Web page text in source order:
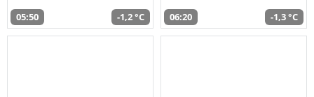
05:50 -1,2 °C 06:20 -1,3 °C